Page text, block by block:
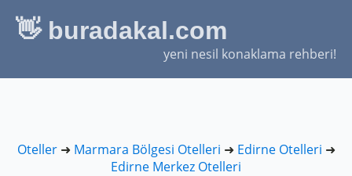
👋 buradakal.com
yeni nesil konaklama rehberi!
Oteller➜ Marmara Bölgesi Otelleri ➜ Edirne Otelleri ➜
Edirne Merkez Otelleri